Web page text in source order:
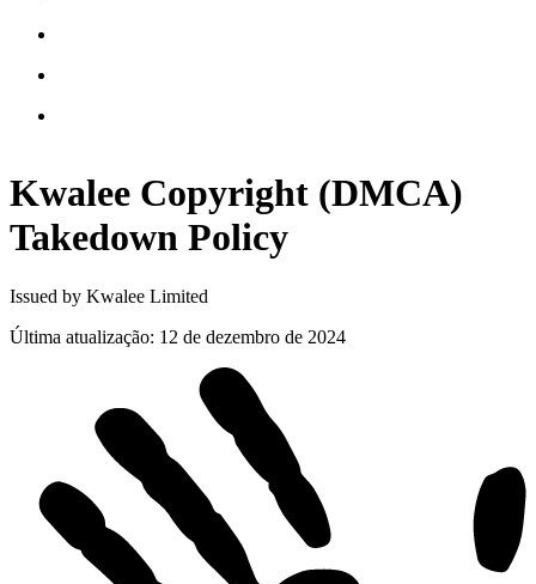
Kwalee Copyright (DMCA)
Takedown Policy
Issued by Kwalee Limited
Última atualização: 12 de dezembro de 2024